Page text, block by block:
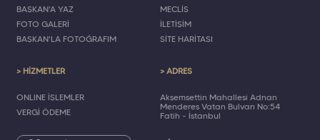
BAŞKAN'A YAZ
FOTO GALERİ
BAŞKAN'LA FOTOĞRAFIM
MECLİS
İLETİŞİM
SİTE HARİTASI
> HİZMETLER
ONLINE İŞLEMLER
VERGİ ÖDEME
> ADRES
Akşemsettin Mahallesi Adnan
Menderes Vatan Bulvarı No:54
Fatih - İstanbul